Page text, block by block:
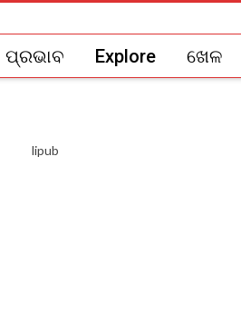
ପ୍ରଭାବ Explore ଖେଳ